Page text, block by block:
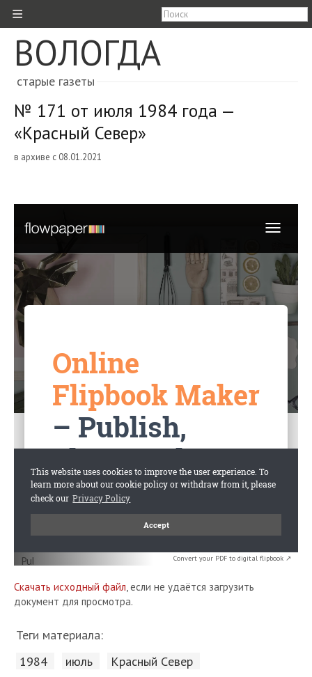
≡
ВОЛОГДА
старые газеты
№ 171 от июля 1984 года —
«Красный Север»
в архиве с 08.01.2021
Convert your PDF to digital flipbook ↗
Скачать исходный файл, если не удаётся загрузить
документ для просмотра.
Теги материала:
1984 июль Красный Cевер